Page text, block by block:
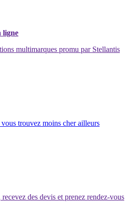
ligne
multimarques promu par Stellantis
trouvez moins cher ailleurs
des devis et prenez rendez-vous